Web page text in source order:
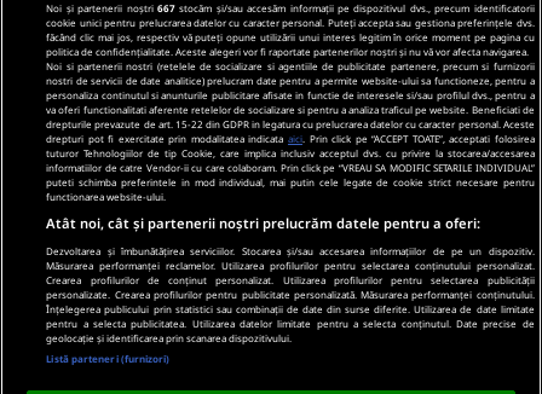
Noi și partenerii noștri667 stocăm și/sau accesăm informații pe dispozitivul dvs., precum identificatorii
cookie unici pentru prelucrarea datelor cu caracter personal. Puteți accepta sau gestiona preferințele dvs.
făcând clic mai jos, respectiv vă puteți opune utilizării unui interes legitim în orice moment pe pagina cu
politica de confidențialitate. Aceste alegeri vor fi raportate partenerilor noștri și nu vă vor afecta navigarea.
Noi si partenerii nostri (retelele de socializare si agentiile de publicitate partenere, precum si furnizorii
nostri de servicii de date analitice) prelucram date pentru a permite website-ului sa functioneze, pentru a
personaliza continutul si anunturile publicitare afisate in functie de interesele si/sau profilul dvs., pentru a
va oferi functionalitati aferente retelelor de socializare si pentru a analiza traficul pe website. Beneficiati de
drepturile prevazute de art. 15-22 din GDPR in legatura cu prelucrarea datelor cu caracter personal. Aceste
drepturi pot fi exercitate prin modalitatea indicata aici . Prin click pe “ACCEPT TOATE”, acceptati folosirea
tuturor Tehnologiilor de tip Cookie, care implica inclusiv acceptul dvs. cu privire la stocarea/accesarea
informatiilor de catre Vendor-ii cu care colaboram. Prin click pe “VREAU SA MODIFIC SETARILE INDIVIDUAL”
puteti schimba preferintele in mod individual, mai putin cele legate de cookie strict necesare pentru
functionarea website-ului.
Atât noi, cât și partenerii noștri prelucrăm datele pentru a oferi:
Dezvoltarea și îmbunătățirea serviciilor. Stocarea și/sau accesarea informațiilor de pe un dispozitiv.
Măsurarea performanței reclamelor. Utilizarea profilurilor pentru selectarea conținutului personalizat.
Crearea profilurilor de conținut personalizat. Utilizarea profilurilor pentru selectarea publicității
personalizate. Crearea profilurilor pentru publicitate personalizată. Măsurarea performanței conținutului.
Înțelegerea publicului prin statistici sau combinații de date din surse diferite. Utilizarea de date limitate
pentru a selecta publicitatea. Utilizarea datelor limitate pentru a selecta conținutul. Date precise de
geolocație și identificarea prin scanarea dispozitivului.
Listă parteneri (furnizori)